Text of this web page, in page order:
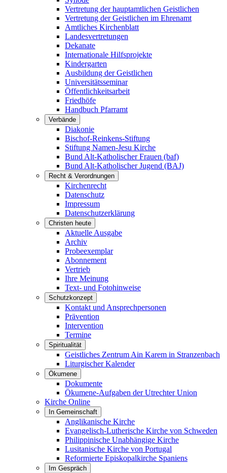
Vertretung der hauptamtlichen Geistlichen
Vertretung der Geistlichen im Ehrenamt
Amtliches Kirchenblatt
Landesvertretungen
Dekanate
Internationale Hilfsprojekte
Kindergarten
Ausbildung der Geistlichen
Universitätsseminar
Öffentlichkeitsarbeit
Friedhöfe
Handbuch Pfarramt
Verbände
Diakonie
Bischof-Reinkens-Stiftung
Stiftung Namen-Jesu Kirche
Bund Alt-Katholischer Frauen (baf)
Bund Alt-Katholischer Jugend (BAJ)
Recht & Verordnungen
Kirchenrecht
Datenschutz
Impressum
Datenschutzerklärung
Christen heute
Aktuelle Ausgabe
Archiv
Probeexemplar
Abonnement
Vertrieb
Ihre Meinung
Text- und Fotohinweise
Schutzkonzept
Kontakt und Ansprechpersonen
Prävention
Intervention
Termine
Spiritualität
Geistliches Zentrum Ain Karem in Stranzenbach
Liturgischer Kalender
Ökumene
Dokumente
Ökumene-Aufgaben der Utrechter Union
Kirche Online
In Gemeinschaft
Anglikanische Kirche
Evangelisch-Lutherische Kirche von Schweden
Philippinische Unabhängige Kirche
Lusitanische Kirche von Portugal
Reformierte Episkopalkirche Spaniens
Im Gespräch